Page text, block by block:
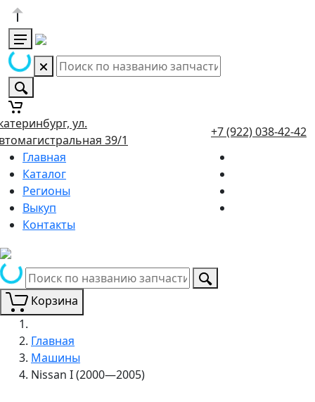
ул.
39/1
+7 (922) 038-42-42
Главная
Каталог
Регионы
Выкуп
Контакты
Корзина
Главная
Машины
Nissan I (2000—2005)